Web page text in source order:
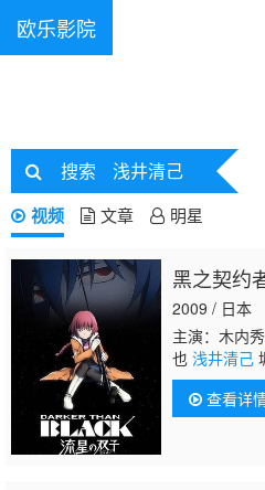
欧乐影院
搜索 浅井清己
视频 文章 明星
黑之契约
2009 / 日本
主演：木内
也 浅井清己
友龙三郎 三
幸 竹田雅则
风雅也 幸田
查看详